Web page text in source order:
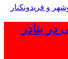
بنادر